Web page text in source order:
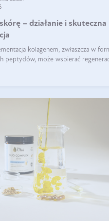
– działanie i skuteczna
kolagenem, zwłaszcza w
peptydów, może wspierać